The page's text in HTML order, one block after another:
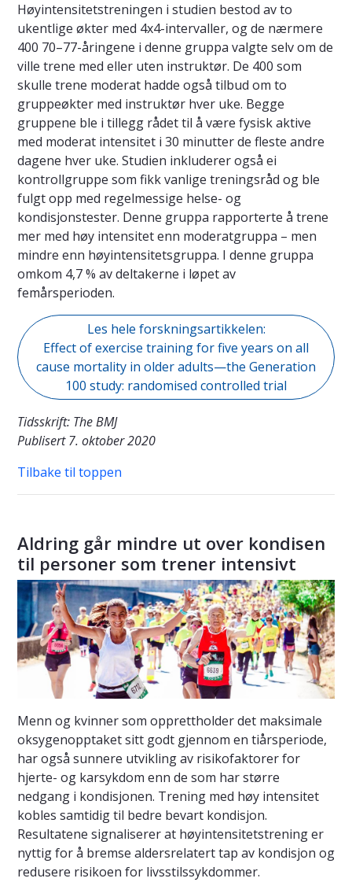
Høyintensitetstreningen i studien bestod av to
ukentlige økter med 4x4-intervaller, og de nærmere
400 70–77-åringene i denne gruppa valgte selv om de
ville trene med eller uten instruktør. De 400 som
skulle trene moderat hadde også tilbud om to
gruppeøkter med instruktør hver uke. Begge
gruppene ble i tillegg rådet til å være fysisk aktive
med moderat intensitet i 30 minutter de fleste andre
dagene hver uke. Studien inkluderer også ei
kontrollgruppe som fikk vanlige treningsråd og ble
fulgt opp med regelmessige helse- og
kondisjonstester. Denne gruppa rapporterte å trene
mer med høy intensitet enn moderatgruppa – men
mindre enn høyintensitetsgruppa. I denne gruppa
omkom 4,7 % av deltakerne i løpet av
femårsperioden.
Les hele forskningsartikkelen:
Effect of exercise training for five years on all
cause mortality in older adults—the Generation
100 study: randomised controlled trial
Tidsskrift: The BMJ
Publisert 7. oktober 2020
Tilbake til toppen
Aldring går mindre ut over kondisen
til personer som trener intensivt
Menn og kvinner som opprettholder det maksimale
oksygenopptaket sitt godt gjennom en tiårsperiode,
har også sunnere utvikling av risikofaktorer for
hjerte- og karsykdom enn de som har større
nedgang i kondisjonen. Trening med høy intensitet
kobles samtidig til bedre bevart kondisjon.
Resultatene signaliserer at høyintensitetstrening er
nyttig for å bremse aldersrelatert tap av kondisjon og
redusere risikoen for livsstilssykdommer.